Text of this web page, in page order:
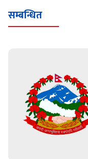
सम्बन्धित